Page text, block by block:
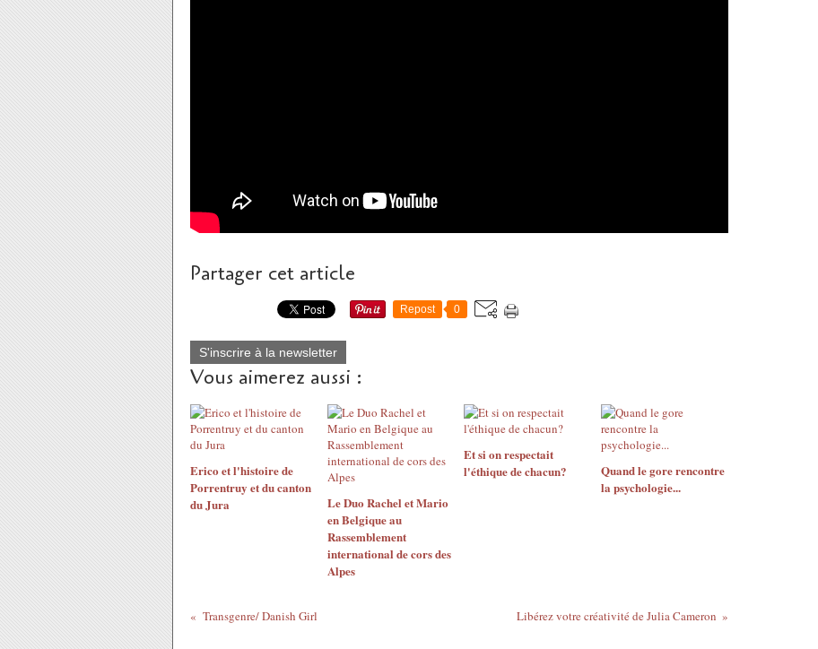
Partager cet article
Repost 0
S'inscrire à la newsletter
Vous aimerez aussi :
Erico et l'histoire de
Porrentruy et du canton
du Jura
Le Duo Rachel et Mario
en Belgique au
Rassemblement
international de cors des
Alpes
Et si on respectait
l'éthique de chacun?
Quand le gore rencontre
la psychologie...
Transgenre/ Danish Girl Libérez votre créativité de Julia Cameron